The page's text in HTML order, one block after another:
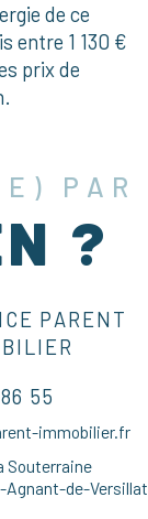
de ce
entre 1 130 €
prix de
PAR
?
PARENT
55
immobilier.fr
Souterraine
Agnant-de-Versillat